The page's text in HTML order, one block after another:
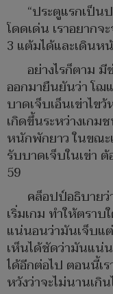
“ประตูแรกเป็น
โดดเด่น เราอยากจ
3 แต้มได้และเดินห
อย่างไรก็ตาม
ออกมายืนยันว่า โฌ
บาดเจ็บเอ็นเข่าไข
เกิดขึ้นระหว่างเกม
หนักพักยาว ในขณะ
รับบาดเจ็บในเข่า
59
คล็อปป์อธิบาย
เริ่มเกม ทำให้ตรา
แน่นอนว่ามันเจ็บแ
เห็นได้ชัดว่ามันแน่
ได้อีกต่อไป ตอนนี้เร
หวังว่าจะไม่นานเกิ